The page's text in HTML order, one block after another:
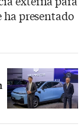
ha presentado